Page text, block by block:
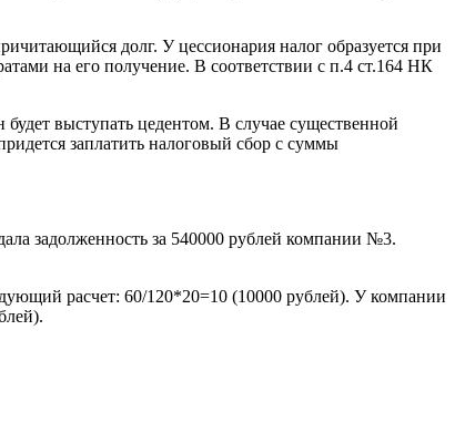
долг. У цессионария налог образуется при
на его получение. В соответствии с п.4 ст.164 НК
выступать цедентом. В случае существенной
заплатить налоговый сбор с суммы
задолженность за 540000 рублей компании №3.
расчет: 60/120*20=10 (10000 рублей). У компании